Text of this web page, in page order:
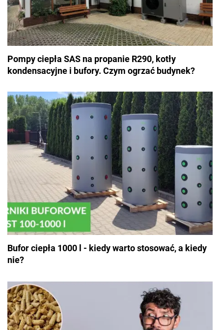
Pompy ciepła SAS na propanie R290, kotły
kondensacyjne i bufory. Czym ogrzać budynek?
Bufor ciepła 1000 l - kiedy warto stosować, a kiedy
nie?